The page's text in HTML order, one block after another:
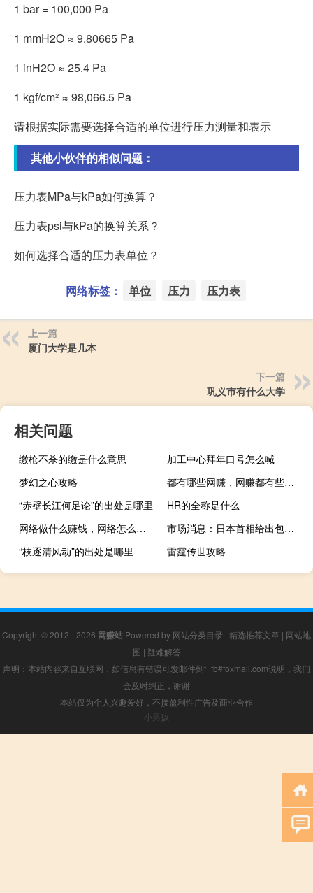
1 bar = 100,000 Pa
1 mmH2O ≈ 9.80665 Pa
1 inH2O ≈ 25.4 Pa
1 kgf/cm² ≈ 98,066.5 Pa
请根据实际需要选择合适的单位进行压力测量和表示
其他小伙伴的相似问题：
压力表MPa与kPa如何换算？
压力表psi与kPa的换算关系？
如何选择合适的压力表单位？
网络标签： 单位 压力 压力表
上一篇
厦门大学是几本
下一篇
巩义市有什么大学
相关问题
缴枪不杀的缴是什么意思
加工中心拜年口号怎么喊
梦幻之心攻略
都有哪些网赚，网赚都有些什么
“赤壁长江何足论”的出处是哪里
HR的全称是什么
网络做什么赚钱，网络怎么赚钱呢 ？
市场消息：日本首相给出包括考虑减税在内的指示
“枝逐清风动”的出处是哪里
雷霆传世攻略
Copyright © 2012 - 2026 网赚站 Powered by 网站分类目录 | 精选推荐文章 | 网站地
图 | 疑难解答
声明：本站内容来自互联网，如信息有错误可发邮件到f_fb#foxmail.com说明，我们
会及时纠正，谢谢
本站仅为个人兴趣爱好，不接盈利性广告及商业合作
小男孩